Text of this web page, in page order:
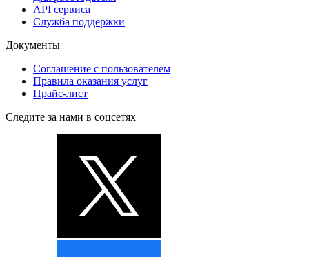
API сервиса
Служба поддержки
Документы
Соглашение с пользователем
Правила оказания услуг
Прайс-лист
Следите за нами в соцсетях